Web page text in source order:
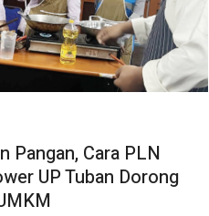
Pangan, Cara PLN
UP Tuban Dorong